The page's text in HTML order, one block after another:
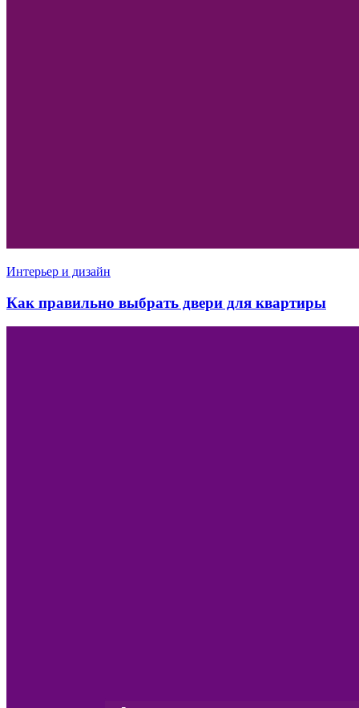
Интерьер и дизайн
Как правильно выбрать двери для квартиры